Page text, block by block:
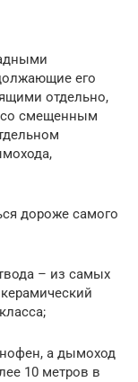
его
отдельно,
со смещенным
дороже самого
– из самых
а дымоход
10 метров в